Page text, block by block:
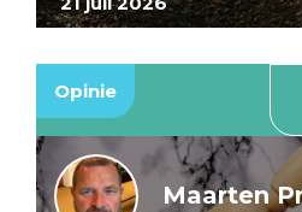
Opinie
Maarten